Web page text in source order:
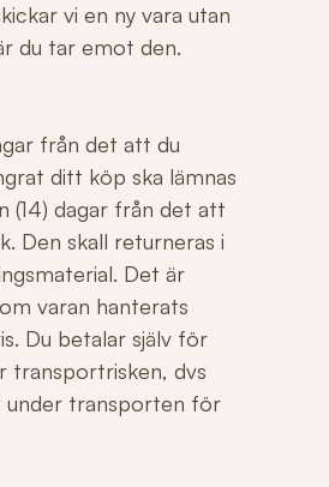
vi en ny vara utan
du tar emot den.
från det att du
ditt köp ska lämnas
(14) dagar från det att
Den skall returneras i
Det är
varan hanterats
Du betalar själv för
transportrisken, dvs
under transporten för